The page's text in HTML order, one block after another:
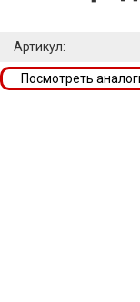
Артикул:
Посмотреть